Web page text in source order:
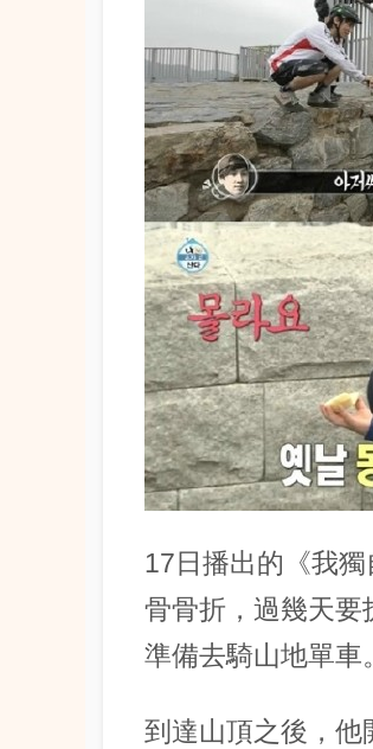
17日播出的《我
骨骨折，過幾天要
準備去騎山地單車
到達山頂之後，他